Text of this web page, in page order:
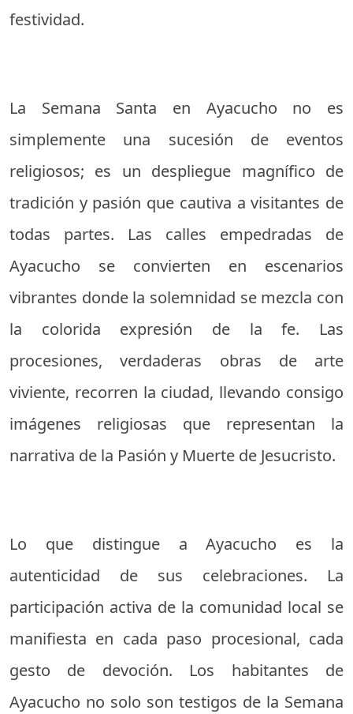
festividad.
La Semana Santa en Ayacucho no es
simplemente una sucesión de eventos
religiosos; es un despliegue magnífico de
tradición y pasión que cautiva a visitantes de
todas partes. Las calles empedradas de
Ayacucho se convierten en escenarios
vibrantes donde la solemnidad se mezcla con
la colorida expresión de la fe. Las
procesiones, verdaderas obras de arte
viviente, recorren la ciudad, llevando consigo
imágenes religiosas que representan la
narrativa de la Pasión y Muerte de Jesucristo.
Lo que distingue a Ayacucho es la
autenticidad de sus celebraciones. La
participación activa de la comunidad local se
manifiesta en cada paso procesional, cada
gesto de devoción. Los habitantes de
Ayacucho no solo son testigos de la Semana